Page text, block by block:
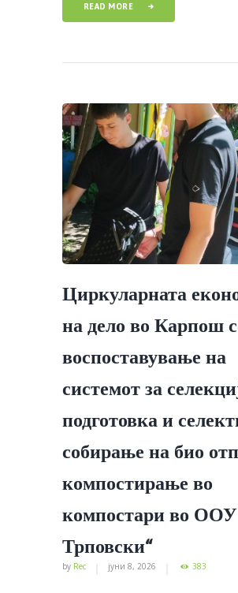
READ MORE
Циркуларната
на дело во Карпош
воспоставување на
системот за
подготовка и
собирање на био
компостирање во
компостари во ООУ
Трповски“
by Rec јуни 8, 2026 383